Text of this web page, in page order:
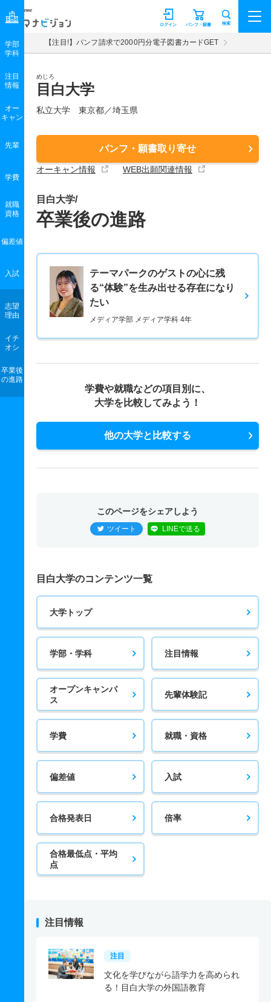
マナビジョン パンフ・願書
ログイン 検索
【注目!】パンフ請求で2000円分電子図書カードGET
めじろ
目白大学
私立大学 東京都／埼玉県
パンフ・願書取り寄せ
オーキャン情報 WEB出願関連情報
学部
学科
注目
情報
オー
キャン
先輩
学費
就職
資格
偏差値
入試
志望
理由
イチ
オシ
卒業後
の進路
目白大学/
卒業後の進路
テーマパークのゲストの心に残
る“体験”を生み出せる存在になり
たい
メディア学部 メディア学科 4年
学費や就職などの項目別に、
大学を比較してみよう！
他の大学と比較する
このページをシェアしよう
ツイート LINEで送る
目白大学のコンテンツ一覧
大学トップ
学部・学科 注目情報
オープンキャンパ
ス
先輩体験記
学費 就職・資格
偏差値 入試
合格発表日 倍率
合格最低点・平均
点
注目情報
注目
文化を学びながら語学力を高められ
る！目白大学の外国語教育